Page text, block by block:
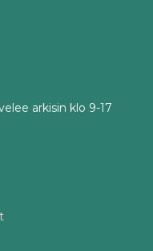
arkisin klo 9-17